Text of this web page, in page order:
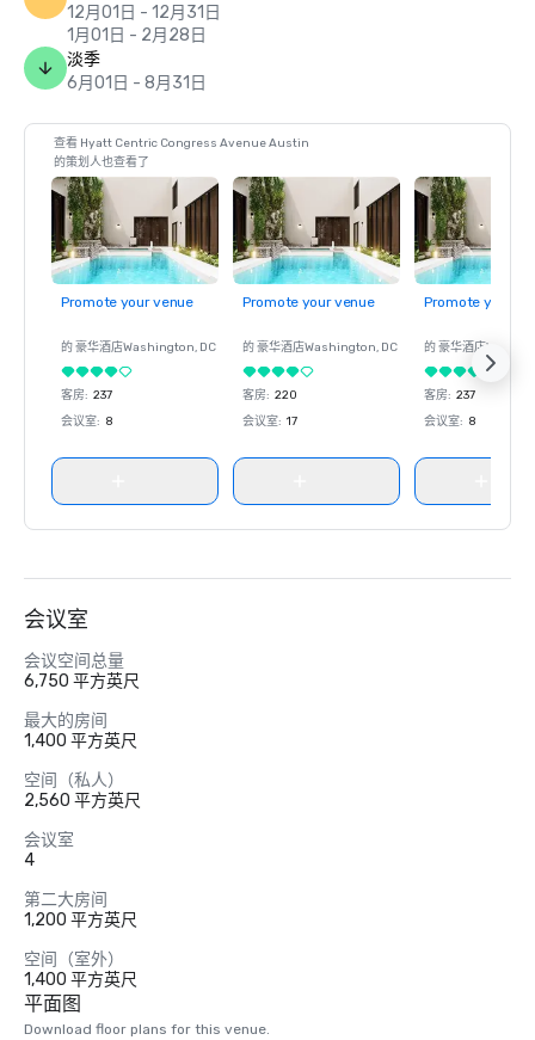
12月01日 - 12月31日
1月01日 - 2月28日
淡季
6月01日 - 8月31日
查看 Hyatt Centric Congress Avenue Austin
的策划人也查看了
Promote your venue
的 豪华酒店Washington, DC
客房: 237
会议室: 8
Promote your venue
的 豪华酒店Washington, DC
客房: 220
会议室: 17
Promote your
的 豪华酒店
客房: 237
会议室: 8
会议室
会议空间总量
6,750 平方英尺
最大的房间
1,400 平方英尺
空间（私人）
2,560 平方英尺
会议室
4
第二大房间
1,200 平方英尺
空间（室外）
1,400 平方英尺
平面图
Download floor plans for this venue.